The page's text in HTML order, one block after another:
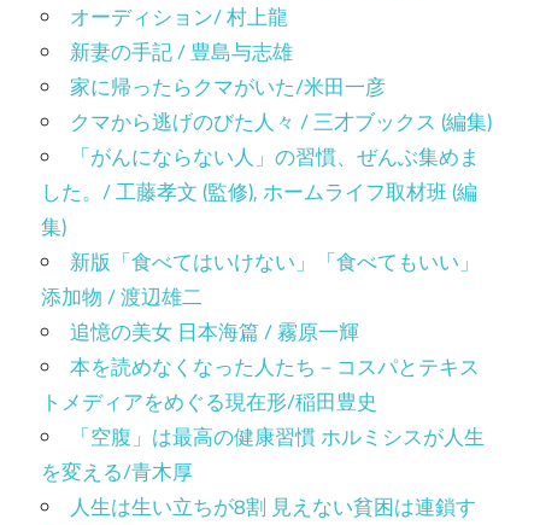
オーディション/ 村上龍
新妻の手記 / 豊島与志雄
家に帰ったらクマがいた/米田一彦
クマから逃げのびた人々 / 三才ブックス (編集)
「がんにならない人」の習慣、ぜんぶ集めま
した。/ 工藤孝文 (監修), ホームライフ取材班 (編
集)
新版「食べてはいけない」「食べてもいい」
添加物 / 渡辺雄二
追憶の美女 日本海篇 / 霧原一輝
本を読めなくなった人たち－コスパとテキス
トメディアをめぐる現在形/稲田豊史
「空腹」は最高の健康習慣 ホルミシスが人生
を変える/青木厚
人生は生い立ちが8割 見えない貧困は連鎖す